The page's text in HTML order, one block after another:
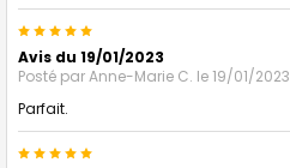
5
Avis du 19/01/2023
Posté parAnne-Marie C. le 19/01/2023
Parfait.
5